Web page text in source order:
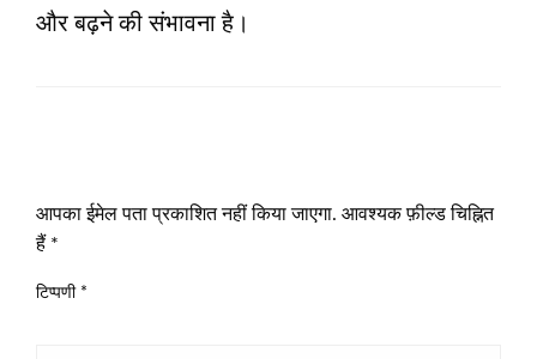
और बढ़ने की संभावना है।
आपका ईमेल पता प्रकाशित नहीं किया जाएगा. आवश्यक फ़ील्ड चिह्नित
हैं *
टिप्पणी *